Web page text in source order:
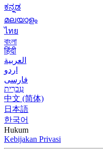
ಕನ್ನಡ
മലയാളം
ไทย
বাংলা
हिंदी
العربية
اردو
فارسی
עִברִית
中文 (简体)
日本語
한국어
Hukum
Kebijakan Privasi